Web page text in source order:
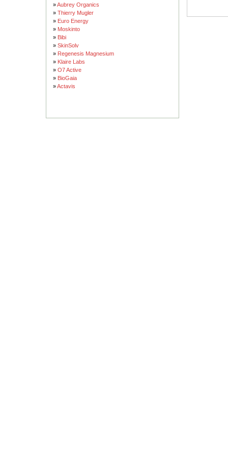
»Aubrey Organics
» Thierry Mugler
» Euro Energy
» Moskinto
» Bibi
» SkinSolv
» Regenesis Magnesium
» Klaire Labs
» O7 Active
» BioGaia
»Actavis